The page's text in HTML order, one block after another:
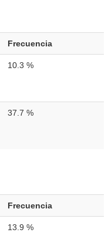
Frecuencia
10.3 %
37.7 %
Frecuencia
13.9 %